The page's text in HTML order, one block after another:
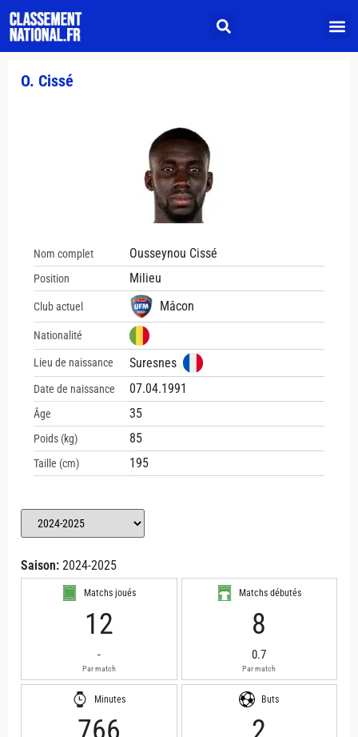
O. Cissé
Nom complet Ousseynou Cissé
Position Milieu
Club actuel Mâcon
Nationalité
Lieu de naissance Suresnes
Date de naissance 07.04.1991
Âge 35
Poids (kg) 85
Taille (cm) 195
Saison: 2024-2025
Matchs joués
12
-
Par match
Matchs débutés
8
0.7
Par match
Minutes Buts